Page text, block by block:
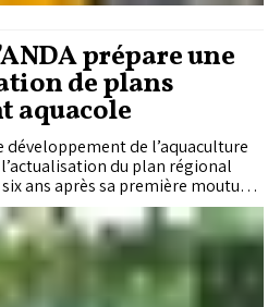
prépare une
de plans
aquacole
développement de l’aquaculture
du plan régional
ans après sa première mouture.
des sites propices à la
légal de l’aquaculture marine et
sur le terrain, tout en dessinant les
structures aquacoles en mer.